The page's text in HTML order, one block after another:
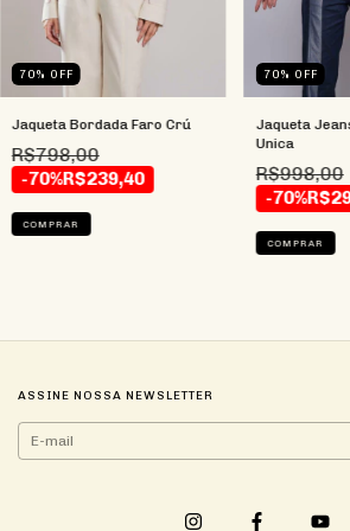
70% OFF
Jaqueta Bordada Faro Crú
R$798,00
-70%R$239,40
COMPRAR
70% OFF
Jaqueta
Unica
R$998,00
-70%
COMPRAR
ASSINE NOSSA NEWSLETTER